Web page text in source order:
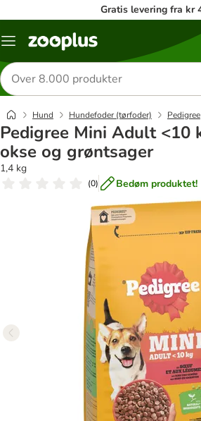
Gratis levering fra kr
Menu
Søg
efter
produkter
Hund Hundefoder (tørfoder) Pedigree
Pedigree Mini Adult <10
okse og grøntsager
1,4 kg
(0) Bedøm produktet!